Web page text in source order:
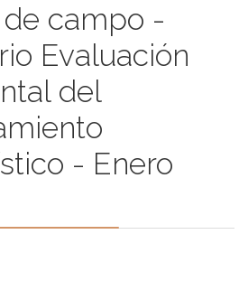
de campo -
Evaluación
del
- Enero